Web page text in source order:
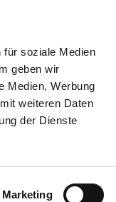
für soziale Medien
geben wir
Medien, Werbung
weiteren Daten
der Dienste
Marketing